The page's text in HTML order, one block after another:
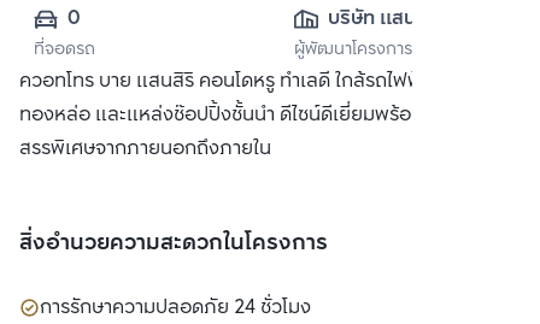
0
ที่จอดรถ
บริษัท แสนสิริ
จำกัด (มหาชน)
ผู้พัฒนาโครงการ
ควอทโทร บาย แสนสิริ คอนโดหรู ทำเลดี ใกล้รถไฟฟ้า BTS
ทองหล่อ และแหล่งช๊อปปิ้งชั้นนำ ดีไซน์ดีเยี่ยมพร้อมวัสดุที่คัด
สรรพิเศษจากภายนอกถึงภายใน
สิ่งอำนวยความสะดวกในโครงการ
การรักษาความปลอดภัย 24 ชั่วโมง